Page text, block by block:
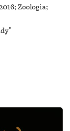
Zoologia;